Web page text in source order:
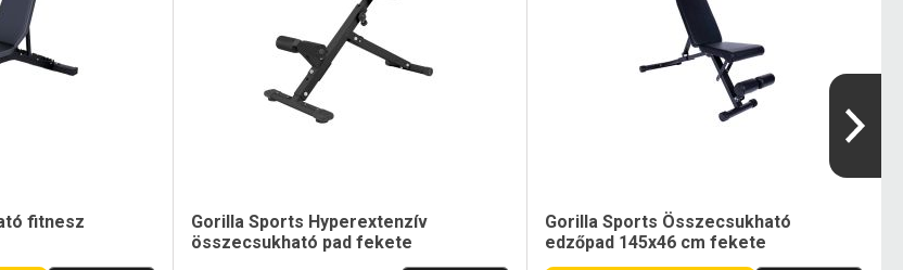
fitnesz
Gorilla Sports Hyperextenzív
összecsukható pad fekete
Gorilla Sports Összecsukható
edzőpad 145x46 cm fekete